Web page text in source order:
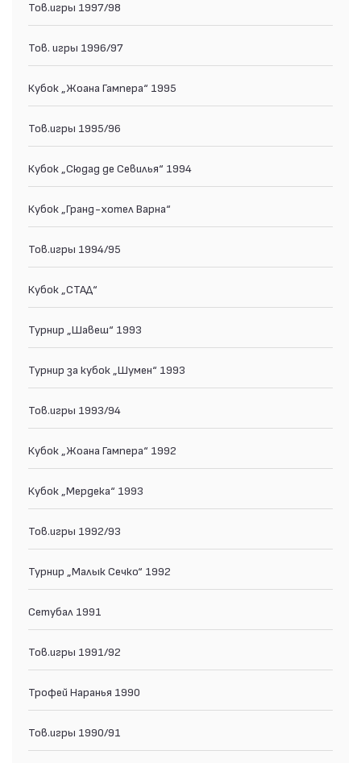
Тов.игры 1997/98
Тов. игры 1996/97
Кубок „Жоана Гампера“ 1995
Тов.игры 1995/96
Кубок „Сюдад де Севилья“ 1994
Кубок „Гранд-хотел Варна“
Тов.игры 1994/95
Кубок „СТАД“
Турнир „Шавеш“ 1993
Турнир за кубок „Шумен“ 1993
Тов.игры 1993/94
Кубок „Жоана Гампера“ 1992
Кубок „Мердека“ 1993
Тов.игры 1992/93
Турнир „Малык Сечко“ 1992
Сетубал 1991
Тов.игры 1991/92
Трофей Наранья 1990
Тов.игры 1990/91